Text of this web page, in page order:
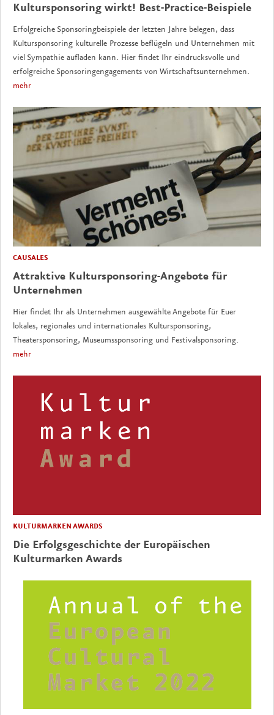
Kultursponsoring wirkt! Best-Practice-Beispiele
Erfolgreiche Sponsoringbeispiele der letzten Jahre belegen, dass
Kultursponsoring kulturelle Prozesse beflügeln und Unternehmen mit
viel Sympathie aufladen kann. Hier findet Ihr eindrucksvolle und
erfolgreiche Sponsoringengagements von Wirtschaftsunternehmen.
mehr
CAUSALES
Attraktive Kultursponsoring-Angebote für
Unternehmen
Hier findet Ihr als Unternehmen ausgewählte Angebote für Euer
lokales, regionales und internationales Kultursponsoring,
Theatersponsoring, Museumssponsoring und Festivalsponsoring.
mehr
KULTURMARKEN AWARDS
Die Erfolgsgeschichte der Europäischen
Kulturmarken Awards